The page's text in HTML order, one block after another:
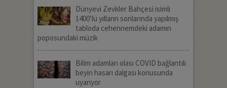
Dünyevi Zevkler Bahçesi isimli
1400’lü yılların sonlarında yapılmış
tabloda cehennemdeki adamın
poposundaki müzik
Bilim adamları olası COVID bağlantılı
beyin hasarı dalgası konusunda
uyarıyor